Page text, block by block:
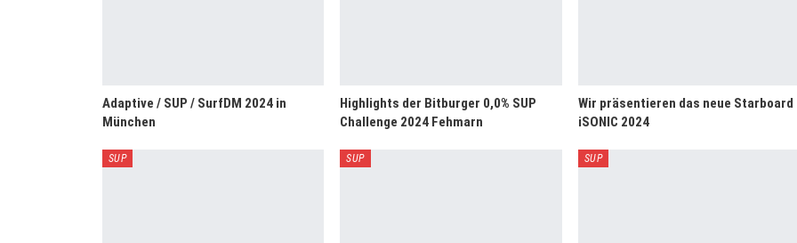
Adaptive / SUP / SurfDM 2024 in
München
Highlights der Bitburger 0,0% SUP
Challenge 2024 Fehmarn
Wir präsentieren das neue Starboard
iSONIC 2024
SUP SUP SUP